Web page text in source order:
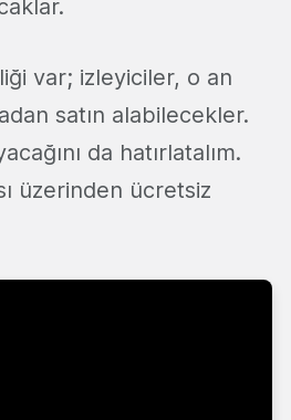
var; izleyiciler, o an
satın alabilecekler.
da hatırlatalım.
üzerinden ücretsiz